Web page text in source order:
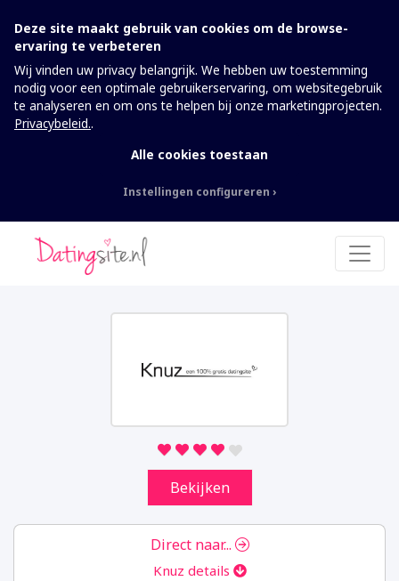
Bekijken
Direct naar...
Knuz details
Deze site maakt gebruik van cookies om de browse-
ervaring te verbeteren
Wij vinden uw privacy belangrijk. We hebben uw toestemming
nodig voor een optimale gebruikerservaring, om websitegebruik
te analyseren en om ons te helpen bij onze marketingprojecten.
Privacybeleid..
Alle cookies toestaan
Instellingen configureren
Nodig
Deze cookies kunnen niet worden
Om de website inclusief informatie en
deze gegevens kunnen wij u niet persoonlijk
delen, kunnen wij u van dienst zijn met
gepersonaliseerde content en aanbiedingen.